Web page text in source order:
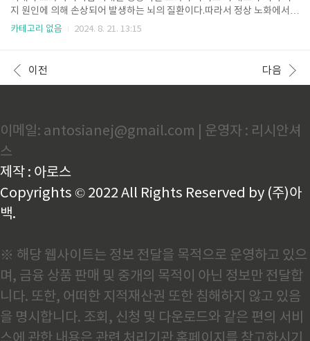
이버, 카카오, 패스 등 간편인증 가능)3. 다시 초기화면
으로 돌아오면 환급금 조회/신청을 누른다.4. 개인민원
창으로 이동되며 필요한 환급내용을 조회한다. 건강보
기 1. 앱을 다운받는다.2. 로그인을 한다. (별도의 회원
가입 없이 인증서로..
지 원인에 의해 손상되어 발생하는 뇌의 질환이다.따라서 정상 노화에서
나타나는 변화와는 차이가 있으며, 뇌에서 분명한 생물학적 변화가 관찰된
하로 일상생활이 매우 어려워진다.시간이 지남에 따라 점차 심해진다.치매
환자의 뇌는 정상 노인의 뇌보다 현저하게 작아지고 가벼워진다.치매 환자
를 말..
카테고리 없음 2024. 8. 21. 13:15
이전 다음
이메일: antosianej@gmail.com | 운영자 : 리시안셔
스
제작 : 아로스
Copyrights © 2022 All Rights Reserved by (주)아
백.
※ 해당 웹사이트는 정보 전달을 목적으로 운영하고 있으
며, 금융 상품 판매 및 중개의 목적이 아닌 정보만 전달합
니다. 또한, 어떠한 지적재산권 또한 침해하지 않고 있음
을 명시합니다. 조회, 신청 및 다운로드와 같은 편의 서비